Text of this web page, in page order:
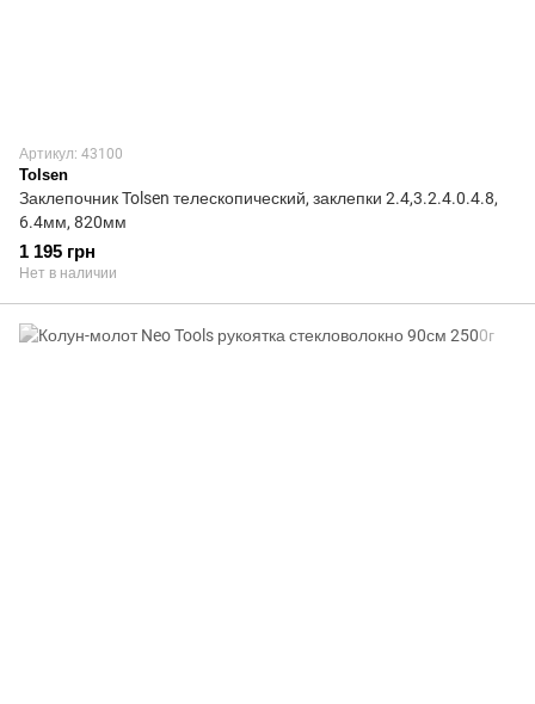
Артикул: 43100
Tolsen
Заклепочник Tolsen телескопический, заклепки 2.4,3.2.4.0.4.8,
6.4мм, 820мм
1 195 грн
Нет в наличии